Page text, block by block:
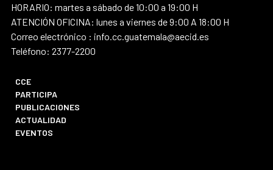
HORARIO: martes a sábado de 10:00 a 19:00 H
ATENCIÓN OFICINA: lunes a viernes de 9:00 A 18:00 H
Correo electrónico : info.cc.guatemala@aecid.es
Teléfono: 2377-2200
CCE
PARTICIPA
PUBLICACIONES
ACTUALIDAD
EVENTOS